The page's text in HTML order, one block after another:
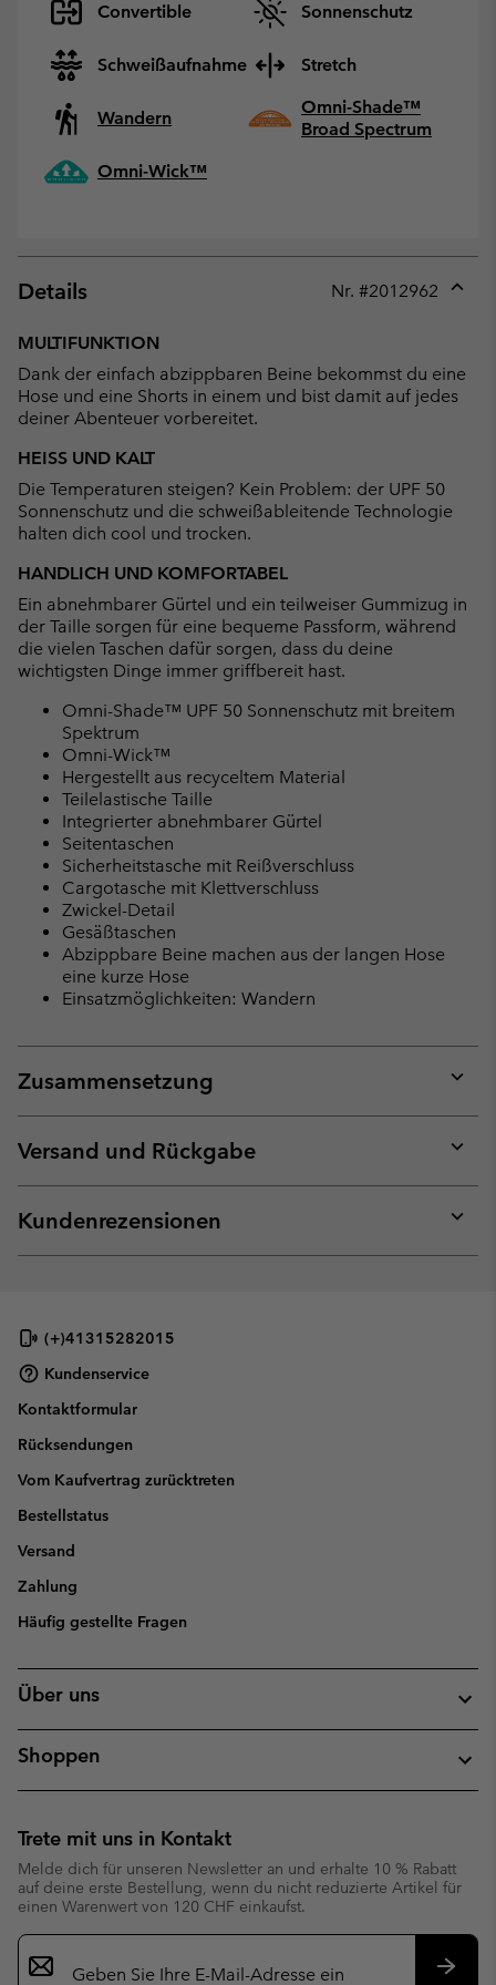
Convertible Sonnenschutz
Schweißaufnahme Stretch
Wandern
Omni-Shade™
Broad Spectrum
Omni-Wick™
Details Nr. #2012962
MULTIFUNKTION
Dank der einfach abzippbaren Beine bekommst du eine
Hose und eine Shorts in einem und bist damit auf jedes
deiner Abenteuer vorbereitet.
HEISS UND KALT
Die Temperaturen steigen? Kein Problem: der UPF 50
Sonnenschutz und die schweißableitende Technologie
halten dich cool und trocken.
HANDLICH UND KOMFORTABEL
Ein abnehmbarer Gürtel und ein teilweiser Gummizug in
der Taille sorgen für eine bequeme Passform, während
die vielen Taschen dafür sorgen, dass du deine
wichtigsten Dinge immer griffbereit hast.
Omni-Shade™ UPF 50 Sonnenschutz mit breitem
Spektrum
Omni-Wick™
Hergestellt aus recyceltem Material
Teilelastische Taille
Integrierter abnehmbarer Gürtel
Seitentaschen
Sicherheitstasche mit Reißverschluss
Cargotasche mit Klettverschluss
Zwickel-Detail
Gesäßtaschen
Abzippbare Beine machen aus der langen Hose
eine kurze Hose
Einsatzmöglichkeiten: Wandern
Zusammensetzung
or
Versand und Rückgabe
or
Kundenrezensionen
or
(+)41315282015
Kundenservice
Kontaktformular
Rücksendungen
Vom Kaufvertrag zurücktreten
Bestellstatus
Versand
Zahlung
Häufig gestellte Fragen
Über uns
Shoppen
Trete mit uns in Kontakt
Melde dich für unseren Newsletter an und erhalte 10 % Rabatt
auf deine erste Bestellung, wenn du nicht reduzierte Artikel für
einen Warenwert von 120 CHF einkaufst.
Newsletter-
Anmeldung